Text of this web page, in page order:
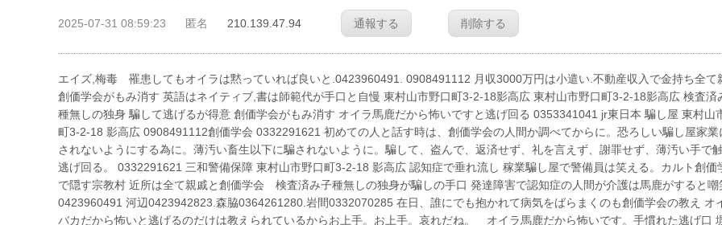
2025-07-31 08:59:23 匿名 210.139.47.94 通報する 削除する
エイズ,梅毒 罹患してもオイラは黙っていれば良いと.0423960491. 0908491112 月収3000万円は小遣い.不動産収入で金持ち全て
創価学会がもみ消す 英語はネイティブ,書は師範代が手口と自慢 東村山市野口町3-2-18影高広 東村山市野口町3-2-18影高広 検査済
種無しの独身 騙して逃げるが得意 創価学会がもみ消す オイラ馬鹿だから怖いですと逃げ回る 0353341041 jr東日本 騙し屋 東村山
町3-2-18 影高広 0908491112創価学会 0332291621 初めての人と話す時は、創価学会の人間か調べてからに。恐ろしい騙し屋家業
されないようにする為に。薄汚い畜生以下に騙されないように。騙して、盗んで、返済せず、礼を言えず、謝罪せず、薄汚い手で
逃げ回る。 0332291621 三和警備保障 東村山市野口町3-2-18 影高広 認知症で垂れ流し 稼業騙し屋で警備員は笑える。カルト創価
で隠す宗教村 近所は全て親戚と創価学会 検査済み子種無しの独身が騙しの手口 発達障害で認知症の人間が介護は馬鹿がすると嘲
0423960491 河辺0423942823.森脇0364261280.岩間0332070285 在日、誰にでも抱かれて病気をばらまくのも創価学会の教え オ
バカだから怖いと逃げるのだけは教えられているからお上手。お上手。哀れだね。 オイラ馬鹿だから怖いです。手慣れた逃げ口